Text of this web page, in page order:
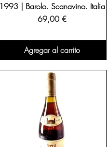
1993 | Barolo. Scanavino. Italia
Precio
69,00 €
Agregar al carrito